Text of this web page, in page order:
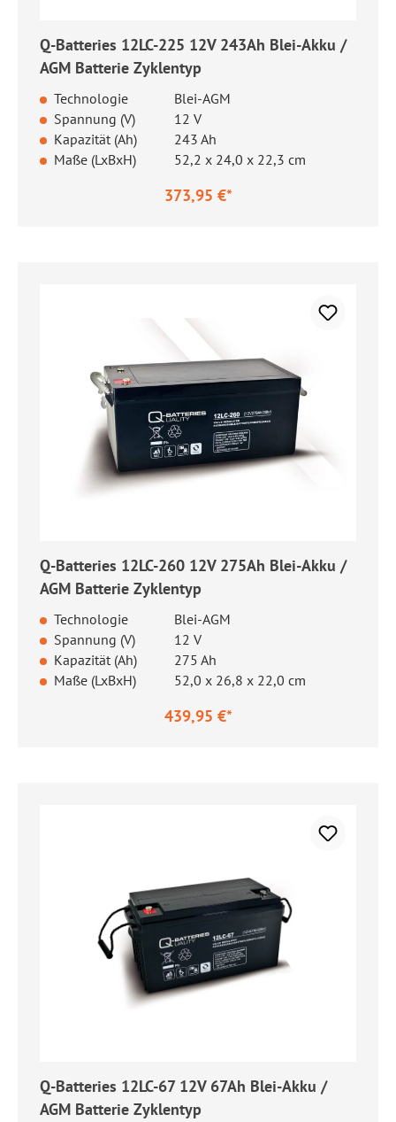
Q-Batteries 12LC-225 12V 243Ah Blei-Akku /
AGM Batterie Zyklentyp
Technologie
Blei-AGM
Spannung (V)
12 V
Kapazität (Ah)
243 Ah
Maße (LxBxH)
52,2 x 24,0 x 22,3 cm
373,95 €*
Q-Batteries 12LC-260 12V 275Ah Blei-Akku /
AGM Batterie Zyklentyp
Technologie
Blei-AGM
Spannung (V)
12 V
Kapazität (Ah)
275 Ah
Maße (LxBxH)
52,0 x 26,8 x 22,0 cm
439,95 €*
Q-Batteries 12LC-67 12V 67Ah Blei-Akku /
AGM Batterie Zyklentyp